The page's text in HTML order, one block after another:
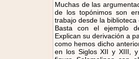
Muchas de las
de los topónimos son
trabajo desde la
Basta con el ejemplo
Explican su derivación a
como hemos dicho
en los Siglos XII y XIII,